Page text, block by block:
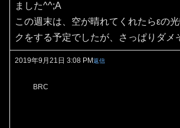
ました^^;A
この週末は、空が晴れてくれたらεの
クをする予定でしたが、さっぱりダメ
2019年9月21日 3:08 PM返信
BRC